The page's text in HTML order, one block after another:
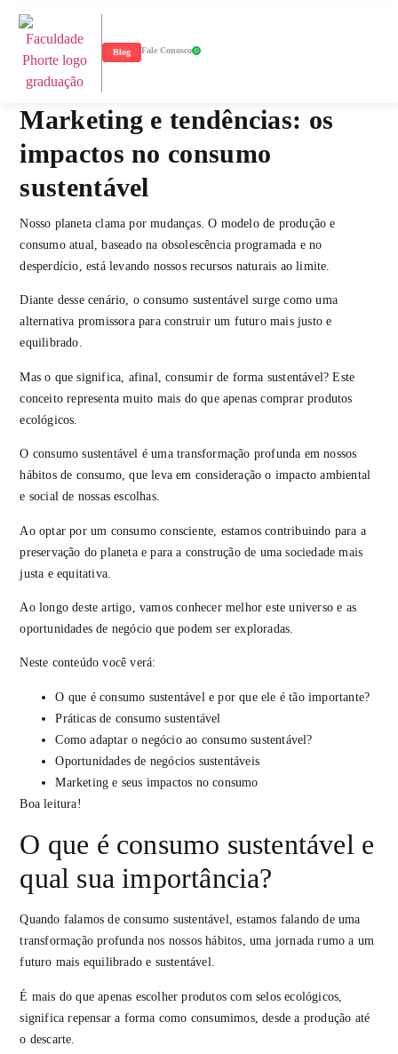
Blog Fale Conosco
Marketing e tendências: os
impactos no consumo
sustentável
Nosso planeta clama por mudanças. O modelo de produção e
consumo atual, baseado na obsolescência programada e no
desperdício, está levando nossos recursos naturais ao limite.
Diante desse cenário, o consumo sustentável surge como uma
alternativa promissora para construir um futuro mais justo e
equilibrado.
Mas o que significa, afinal, consumir de forma sustentável? Este
conceito representa muito mais do que apenas comprar produtos
ecológicos.
O consumo sustentável é uma transformação profunda em nossos
hábitos de consumo, que leva em consideração o impacto ambiental
e social de nossas escolhas.
Ao optar por um consumo consciente, estamos contribuindo para a
preservação do planeta e para a construção de uma sociedade mais
justa e equitativa.
Ao longo deste artigo, vamos conhecer melhor este universo e as
oportunidades de negócio que podem ser exploradas.
Neste conteúdo você verá:
O que é consumo sustentável e por que ele é tão importante?
Práticas de consumo sustentável
Como adaptar o negócio ao consumo sustentável?
Oportunidades de negócios sustentáveis
Marketing e seus impactos no consumo
Boa leitura!
O que é consumo sustentável e
qual sua importância?
Quando falamos de consumo sustentável, estamos falando de uma
transformação profunda nos nossos hábitos, uma jornada rumo a um
futuro mais equilibrado e sustentável.
É mais do que apenas escolher produtos com selos ecológicos,
significa repensar a forma como consumimos, desde a produção até
o descarte.